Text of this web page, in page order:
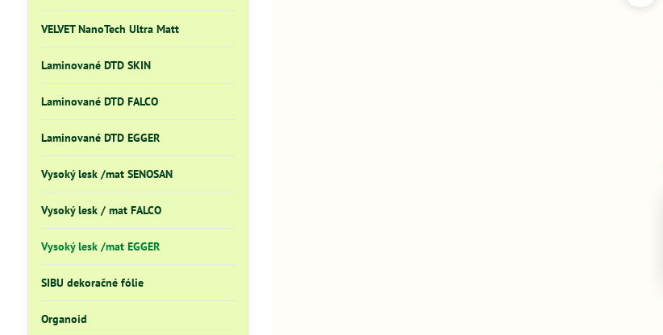
VELVET NanoTech Ultra Matt
Laminované DTD SKIN
Laminované DTD FALCO
Laminované DTD EGGER
Vysoký lesk /mat SENOSAN
Vysoký lesk / mat FALCO
Vysoký lesk /mat EGGER
SIBU dekoračné fólie
Organoid